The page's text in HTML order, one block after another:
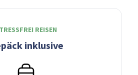
REISEN
inklusive